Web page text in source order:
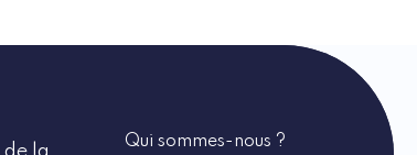
Qui sommes-nous ?